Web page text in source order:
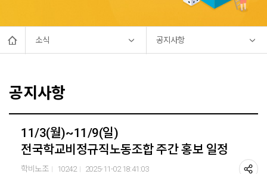
소식 공지사항
공지사항
11/3(월)~11/9(일)
전국학교비정규직노동조합 주간 홍보 일정
학비노조 10242 2025-11-02 18:41:03